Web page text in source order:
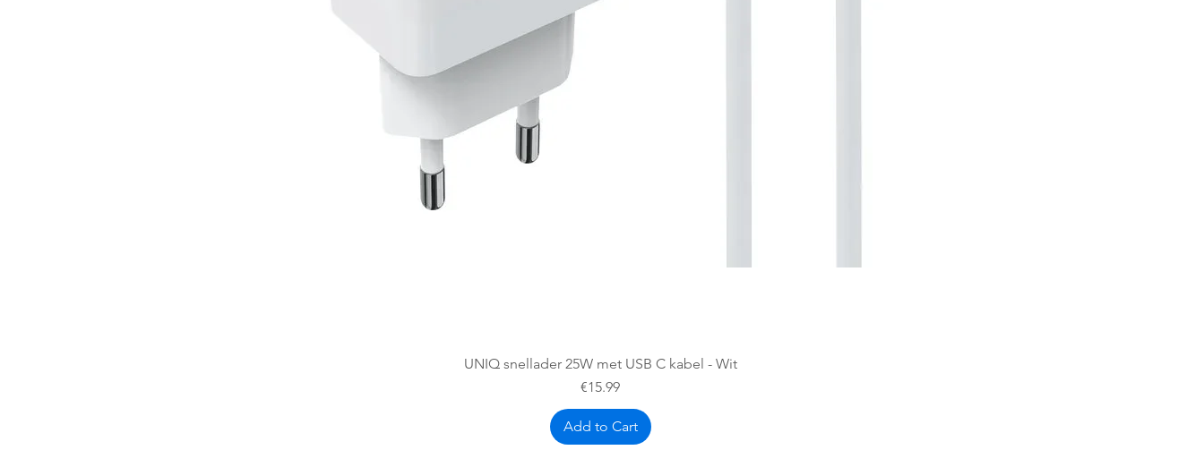
Quick View
UNIQ snellader 25W met USB C kabel - Wit
Price
€15.99
Add to Cart